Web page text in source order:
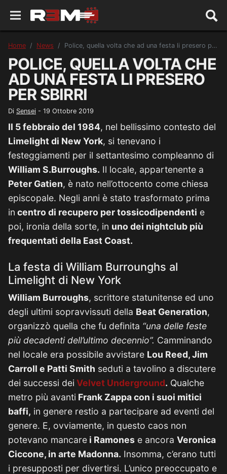
Home News Police, quella volta che ad una festa li presero per sbirri
POLICE, QUELLA VOLTA CHE
AD UNA FESTA LI PRESERO
PER SBIRRI
Di Sensei - 19 Ottobre 2019
Il 5 febbraio del 1984, nel bellissimo contesto del
Limelight di New York, si tenevano i
festeggiamenti per il settantesimo compleanno di
William S.Burroughs. Il locale, appartenente a
Peter Gatien, è nato nell’ottocento come chiesa
episcopale. Negli anni è stato trasformato prima
in centro di recupero per tossicodipendenti e
poi, ironia della sorte, in uno dei nightclub più
frequentati della East Coast.
La festa di William Burrounghs al
Limelight di New York
William Burroughs, scrittore statunitense ed uno
degli ultimi sopravvissuti della Beat Generation,
organizzò quella che fu definita “una delle feste
più decadenti dell’ultimo decennio”. Camminando
nel locale era possibile avvistare Lou Reed, Jim
Carroll e Patti Smith seduti a tavolino a discutere
dei successi dei Velvet Underground. Qualche
metro più avanti Frank Zappa con i suoi mitici
baffi, in genere restio a partecipare ad eventi del
genere. E, ovviamente, in questo caos non
potevano mancare i Ramones e ancora Veronica
Ciccone, in arte Madonna. Insomma, c’erano tutti
i presupposti per divertirsi. L’unico preoccupato e